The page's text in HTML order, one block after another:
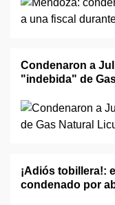
Condenaron a
"indebida" de
¡Adiós tobillera!:
condenado por